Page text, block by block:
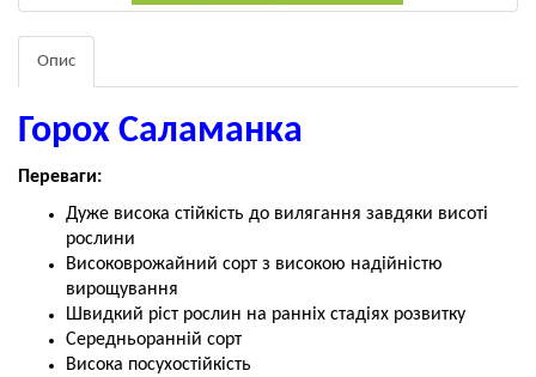
Опис
Горох Саламанка
Переваги:
Дуже висока стійкість до вилягання завдяки висоті
рослини
Високоврожайний сорт з високою надійністю
вирощування
Швидкий ріст рослин на ранніх стадіях розвитку
Середньоранній сорт
Висока посухостійкість